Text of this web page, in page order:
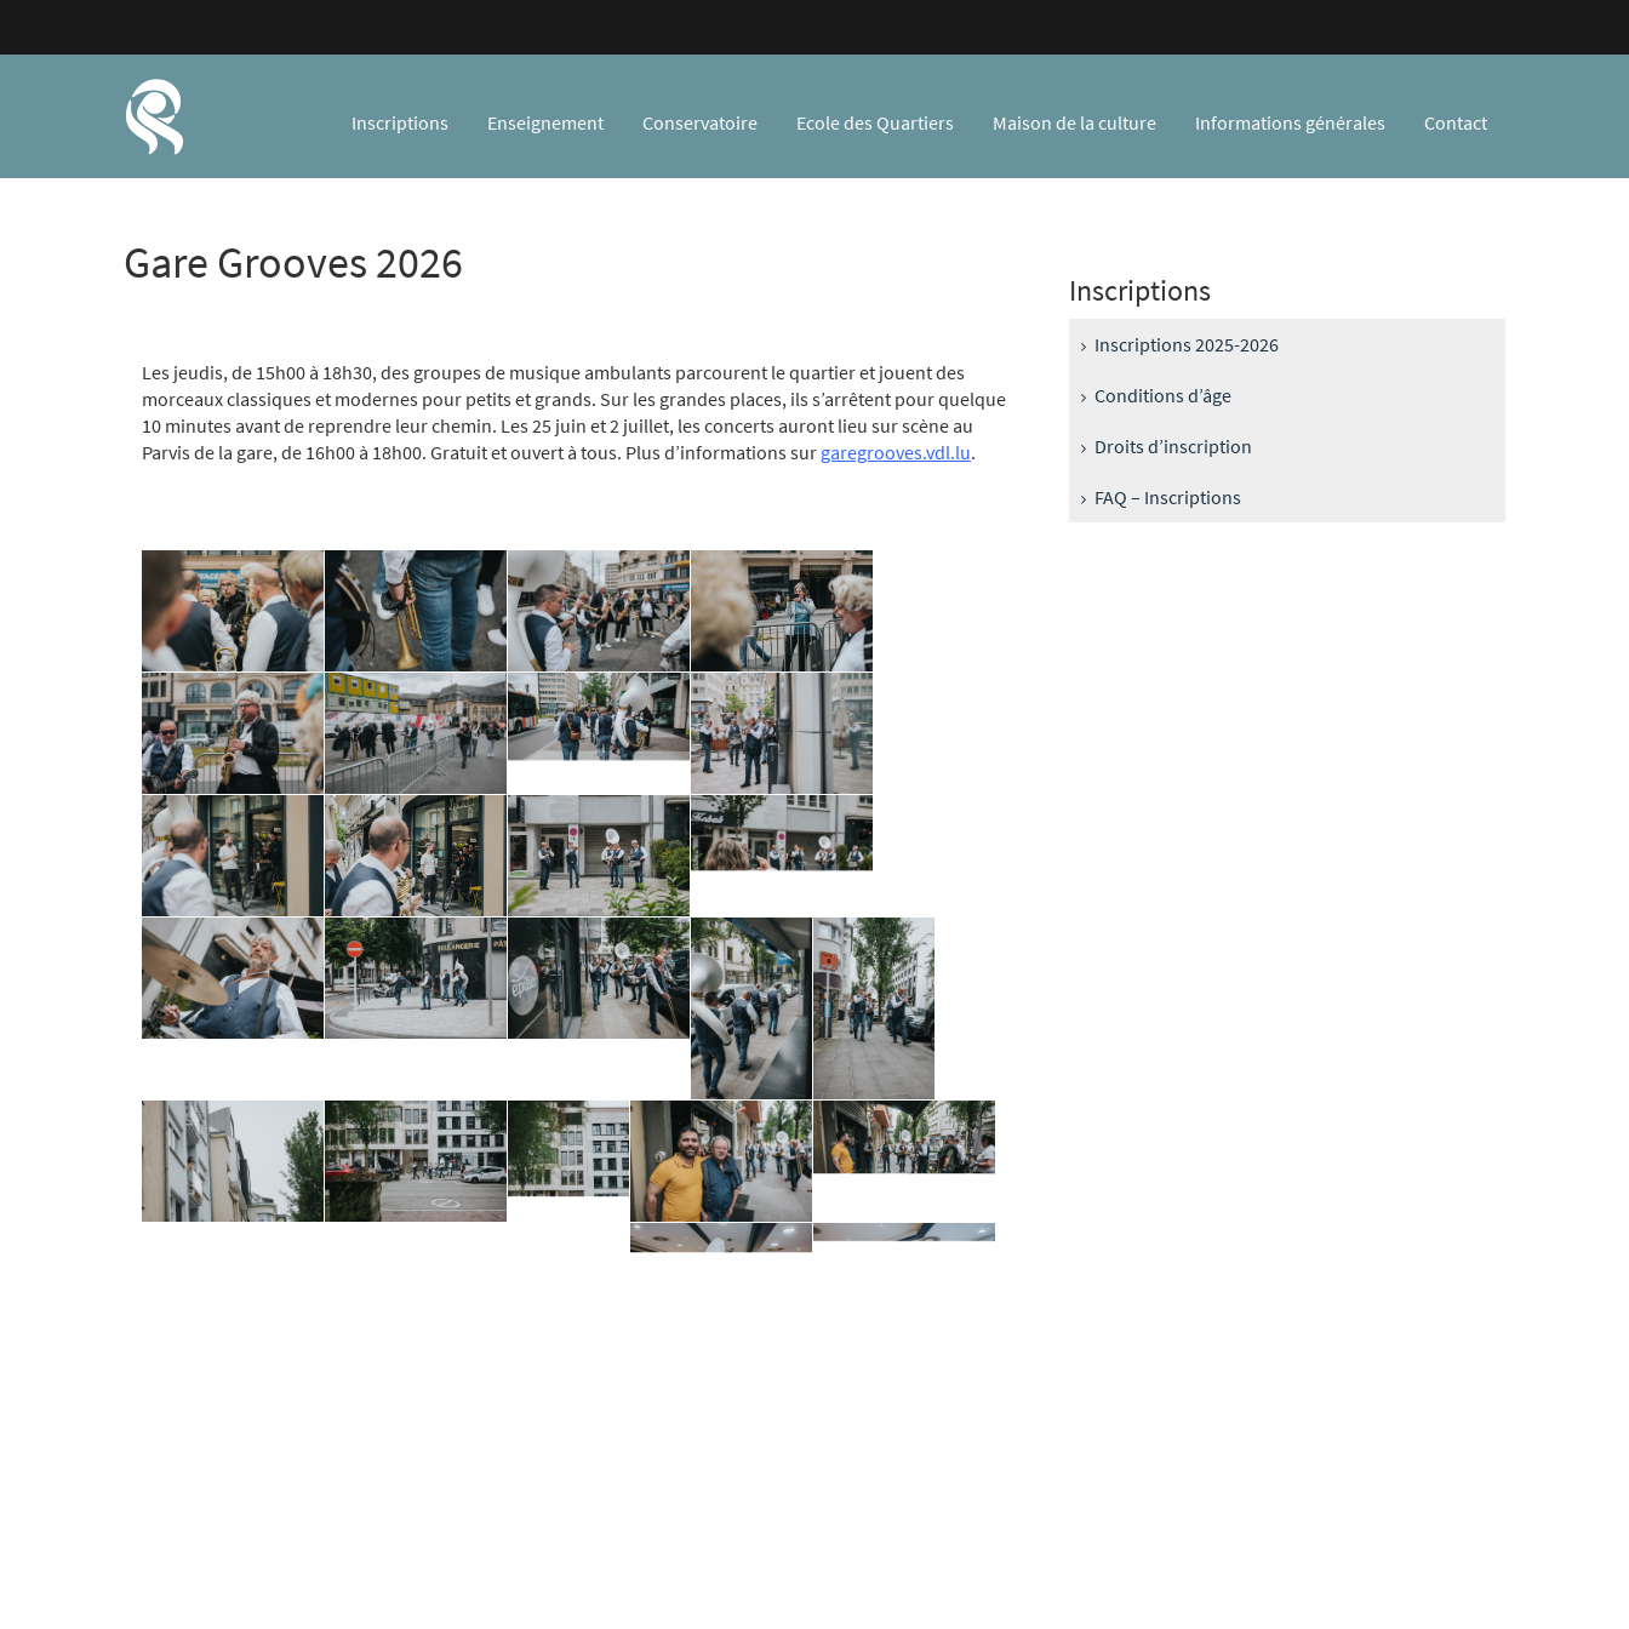
Inscriptions Enseignement Conservatoire Ecole des Quartiers Maison de la culture Informations générales Contact
Gare Grooves 2026
Les jeudis, de 15h00 à 18h30, des groupes de musique ambulants parcourent le quartier et jouent des
morceaux classiques et modernes pour petits et grands. Sur les grandes places, ils s’arrêtent pour quelque
10 minutes avant de reprendre leur chemin. Les 25 juin et 2 juillet, les concerts auront lieu sur scène au
Parvis de la gare, de 16h00 à 18h00. Gratuit et ouvert à tous. Plus d’informations sur garegrooves.vdl.lu.
Inscriptions
Inscriptions 2025-2026
Conditions d’âge
Droits d’inscription
FAQ – Inscriptions